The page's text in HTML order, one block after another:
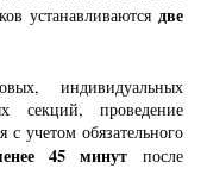
устанавливаются две
индивидуальных
секций, проведение
с учетом обязательного
45 минут после